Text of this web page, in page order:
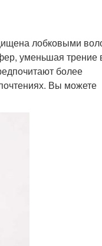
лобковыми
уменьшая трение
более
Вы можете